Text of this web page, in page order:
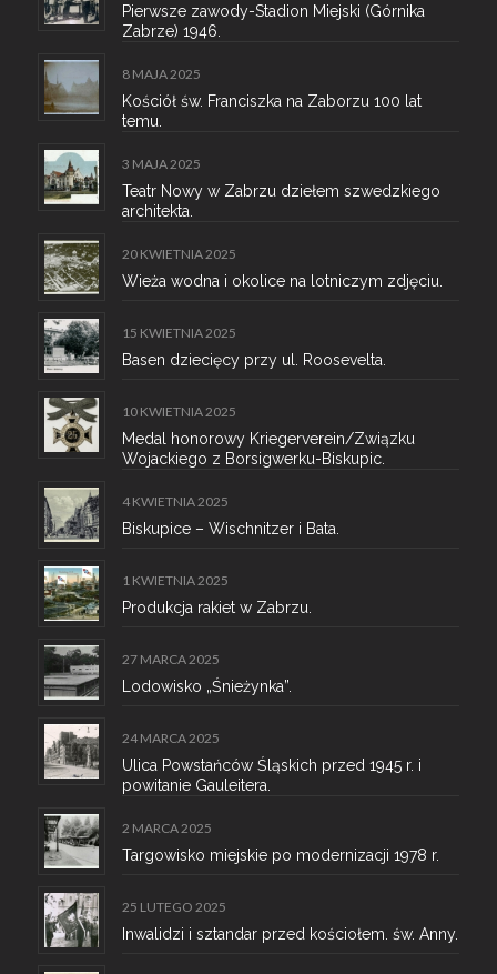
Pierwsze zawody-Stadion Miejski (Górnika
Zabrze) 1946.
8 MAJA 2025
Kościół św. Franciszka na Zaborzu 100 lat
temu.
3 MAJA 2025
Teatr Nowy w Zabrzu dziełem szwedzkiego
architekta.
20 KWIETNIA 2025
Wieża wodna i okolice na lotniczym zdjęciu.
15 KWIETNIA 2025
Basen dziecięcy przy ul. Roosevelta.
10 KWIETNIA 2025
Medal honorowy Kriegerverein/Związku
Wojackiego z Borsigwerku-Biskupic.
4 KWIETNIA 2025
Biskupice – Wischnitzer i Bata.
1 KWIETNIA 2025
Produkcja rakiet w Zabrzu.
27 MARCA 2025
Lodowisko „Śnieżynka”.
24 MARCA 2025
Ulica Powstańców Śląskich przed 1945 r. i
powitanie Gauleitera.
2 MARCA 2025
Targowisko miejskie po modernizacji 1978 r.
25 LUTEGO 2025
Inwalidzi i sztandar przed kościołem. św. Anny.